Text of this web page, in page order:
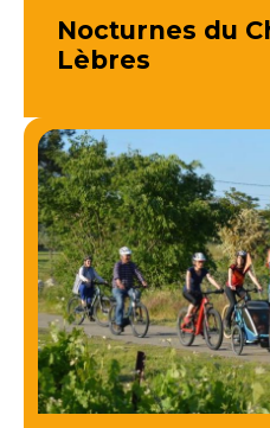
Nocturnes du
Lèbres